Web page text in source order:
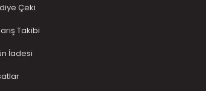
Çeki
Takibi
İadesi